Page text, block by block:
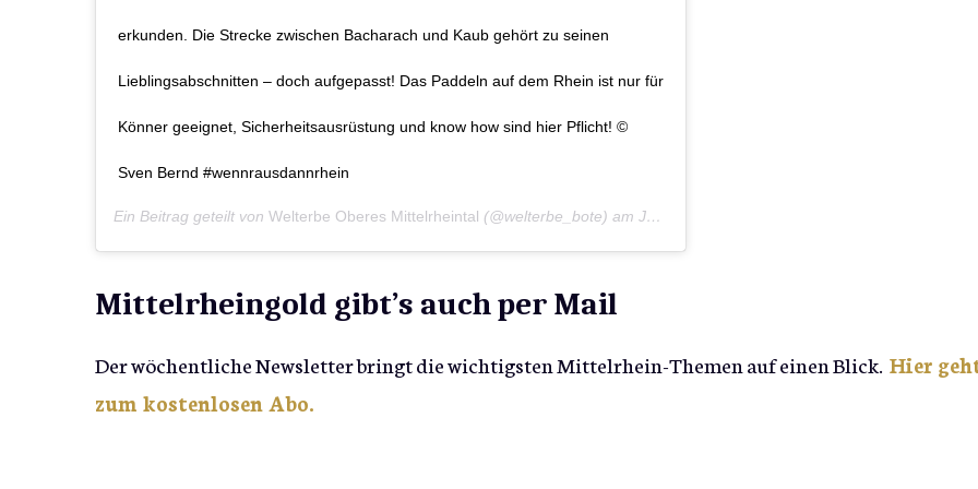
erkunden. Die Strecke zwischen Bacharach und Kaub gehört zu seinen
Lieblingsabschnitten – doch aufgepasst! Das Paddeln auf dem Rhein ist nur für
Könner geeignet, Sicherheitsausrüstung und know how sind hier Pflicht! ©
Sven Bernd #wennrausdannrhein
Ein Beitrag geteilt von Welterbe Oberes Mittelrheintal (@welterbe_bote) am Jul 26, 2020 um 5:55 PDT
Mittelrheingold gibt’s auch per Mail
Der wöchentliche Newsletter bringt die wichtigsten Mittelrhein-Themen auf einen Blick. Hier
zum kostenlosen Abo.